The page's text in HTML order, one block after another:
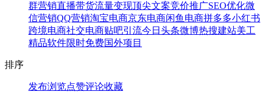
群营销直播带货流量变现顶尖文案竞价推广SEO优化微
信营销QQ营销淘宝电商京东电商闲鱼电商拼多多小红书
跨境电商社交电商贴吧引流今日头条微博热搜建站美工
精品软件限时免费国外项目
排序
发布浏览点赞评论收藏